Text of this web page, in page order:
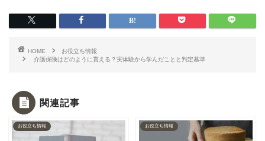
HOME
お役立ち情報
介護保険はどのように貰える？実体験から学んだことと判定基準
関連記事
お役立ち情報 お役立ち情報